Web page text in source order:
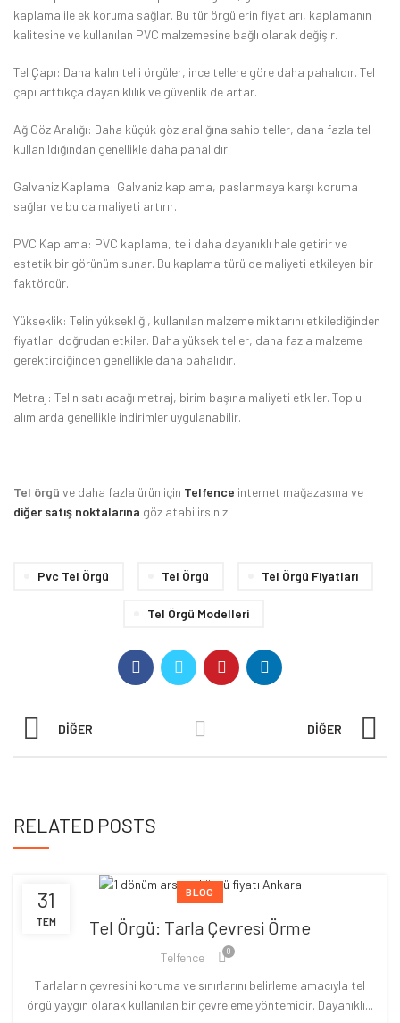
kaplama ile ek koruma sağlar. Bu tür örgülerin fiyatları, kaplamanın
kalitesine ve kullanılan PVC malzemesine bağlı olarak değişir.
Tel Çapı: Daha kalın telli örgüler, ince tellere göre daha pahalıdır. Tel
çapı arttıkça dayanıklılık ve güvenlik de artar.
Ağ Göz Aralığı: Daha küçük göz aralığına sahip teller, daha fazla tel
kullanıldığından genellikle daha pahalıdır.
Galvaniz Kaplama: Galvaniz kaplama, paslanmaya karşı koruma
sağlar ve bu da maliyeti artırır.
PVC Kaplama: PVC kaplama, teli daha dayanıklı hale getirir ve
estetik bir görünüm sunar. Bu kaplama türü de maliyeti etkileyen bir
faktördür.
Yükseklik: Telin yüksekliği, kullanılan malzeme miktarını etkilediğinden
fiyatları doğrudan etkiler. Daha yüksek teller, daha fazla malzeme
gerektirdiğinden genellikle daha pahalıdır.
Metraj: Telin satılacağı metraj, birim başına maliyeti etkiler. Toplu
alımlarda genellikle indirimler uygulanabilir.
Tel örgü ve daha fazla ürün için Telfence internet mağazasına ve
diğer satış noktalarına göz atabilirsiniz.
Pvc Tel Örgü Tel Örgü Tel Örgü Fiyatları
Tel Örgü Modelleri
DIĞER DIĞER
RELATED POSTS
31
TEM
BLOG
Tel Örgü: Tarla Çevresi Örme
Telfence 0
Tarlaların çevresini koruma ve sınırlarını belirleme amacıyla tel
örgü yaygın olarak kullanılan bir çevreleme yöntemidir. Dayanıklı...